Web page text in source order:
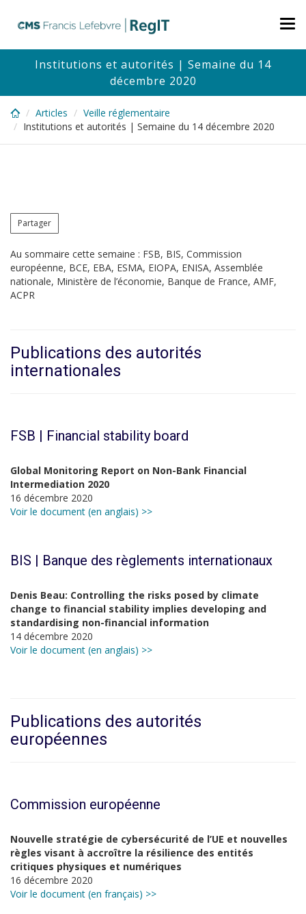
content
Institutions et autorités | Semaine du 14
décembre 2020
Articles
Veille réglementaire
Institutions et autorités | Semaine du 14 décembre 2020
Partager
Au sommaire cette semaine : FSB, BIS, Commission
européenne, BCE, EBA, ESMA, EIOPA, ENISA, Assemblée
nationale, Ministère de l’économie, Banque de France, AMF,
ACPR
Publications des autorités
internationales
FSB | Financial stability board
Global Monitoring Report on Non-Bank Financial
Intermediation 2020
16 décembre 2020
Voir le document (en anglais) >>
BIS | Banque des règlements internationaux
Denis Beau: Controlling the risks posed by climate
change to financial stability implies developing and
standardising non-financial information
14 décembre 2020
Voir le document (en anglais) >>
Publications des autorités
européennes
Commission européenne
Nouvelle stratégie de cybersécurité de l’UE et nouvelles
règles visant à accroître la résilience des entités
critiques physiques et numériques
16 décembre 2020
Voir le document (en français) >>